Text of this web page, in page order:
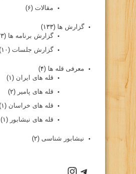
مقالات (۶)
گزارش ها (۱۳۳)
گزارش برنامه ها (۱۲۳)
گزارش جلسات (۱۰)
معرفی قله ها (۴)
قله های ایران (۱)
قله های پامیر (۲)
قله های خراسان (۱)
قله های نیشابور (۱)
نیشابور شناسی (۲)